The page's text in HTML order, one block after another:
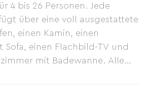
4 bis 26 Personen. Jede
über eine voll ausgestattete
einen Kamin, einen
Sofa, einen Flachbild-TV und
mit Badewanne. Alle